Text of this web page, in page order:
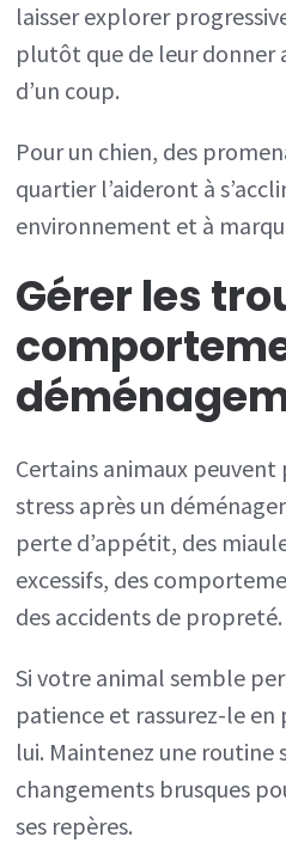
laisser explorer
plutôt que de leur donner
d’un coup.
Pour un chien, des
quartier l’aideront à
environnement et à
Gérer les
Certains animaux peuvent
stress après un
perte d’appétit, des
excessifs, des
des accidents de propreté.
Si votre animal semble
patience et rassurez-le en
lui. Maintenez une routine
changements brusques
ses repères.